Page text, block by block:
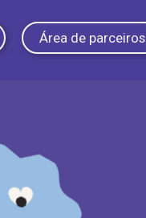
Área de parceiros